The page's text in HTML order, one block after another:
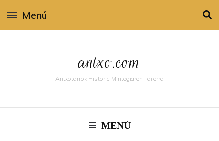
Menú
antxo.com
Antxotarrok Historia Mintegiaren Tailerra
MENÚ